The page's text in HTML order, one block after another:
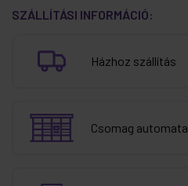
SZÁLLÍTÁSI INFORMÁCIÓ:
Házhoz szállítás
Csomag automata